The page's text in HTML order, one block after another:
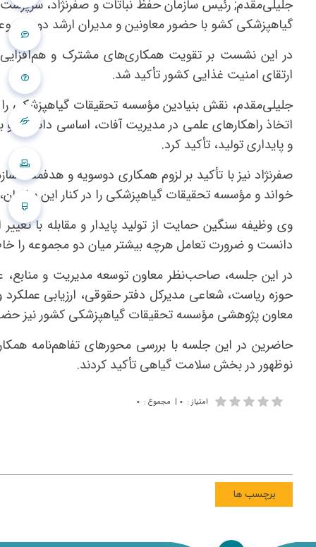
جلیلی‌مقدم; رئیس سازمان حفظ نباتات و صفرنژاد،
گیاهپزشکی کشو با حضور معاونین و مدیران ارشد دو
در این نشست بر تقویت همکاری‌های مشترک و هم‌افزایی
ارتقای امنیت غذایی کشور تأکید شد.
جلیلی‌مقدم، نقش بنیادین مؤسسه تحقیقات گیاهپزشکی
اتخاذ راهکارهای علمی در مدیریت آفات، اساسی دانست و
و پایداری تولید، تأکید کرد.
صفرنژاد نیز با تأکید بر لزوم همکاری دوسویه و
خواند و مؤسسه تحقیقات گیاهپزشکی را در کنار این
وی وظیفه سنگین حمایت از تولید پایدار و مقابله با
دانست و ضرورت تعامل هرچه بیشتر میان دو مجموعه را
در این جلسه، صاحب‌نظر معاون توسعه مدیریت و منابع،
حوزه ریاست، شعاعی مدیرکل دفتر حقوقی، ارزیابی
معاون پژوهشی مؤسسه تحقیقات گیاهپزشکی کشور نیز
حاضرین در این جلسه با بررسی محورهای تفاهم‌نامه
نوظهور در بخش سلامت گیاهی تأکید کردند.
امتیاز : ۰ | مجموع : ۰
برچسب ها